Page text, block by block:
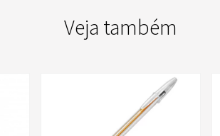
Veja também